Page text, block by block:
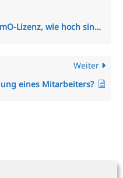
und wie erhöhe ich die Anzahl der Lizenzplätze?
Weiter
eines Mitarbeiters?